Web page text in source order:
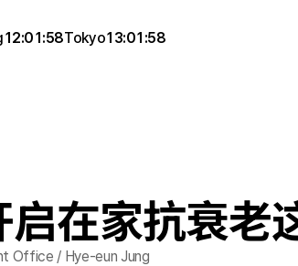
12:01:58Tokyo13:01:58
在家抗衰老
Office / Hye-eun Jung